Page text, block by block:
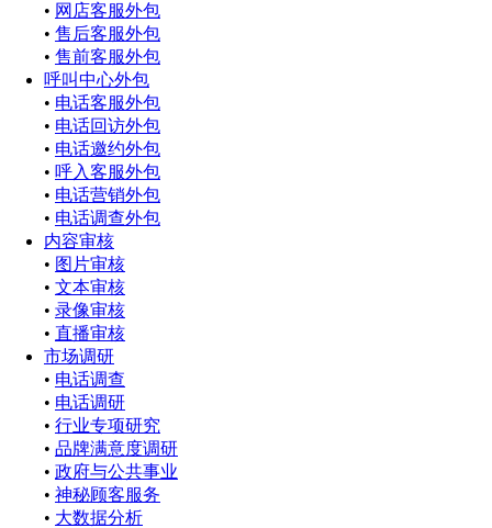
• 网店客服外包
• 售后客服外包
• 售前客服外包
呼叫中心外包
• 电话客服外包
• 电话回访外包
• 电话邀约外包
• 呼入客服外包
• 电话营销外包
• 电话调查外包
内容审核
• 图片审核
• 文本审核
• 录像审核
• 直播审核
市场调研
• 电话调查
• 电话调研
• 行业专项研究
• 品牌满意度调研
• 政府与公共事业
• 神秘顾客服务
• 大数据分析